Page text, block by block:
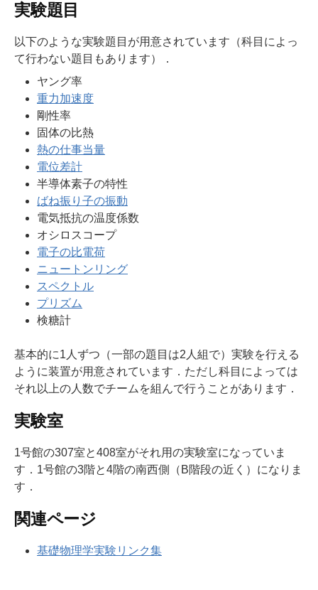
実験題目
以下のような実験題目が用意されています（科目によっ
て行わない題目もあります）．
ヤング率
重力加速度
剛性率
固体の比熱
熱の仕事当量
電位差計
半導体素子の特性
ばね振り子の振動
電気抵抗の温度係数
オシロスコープ
電子の比電荷
ニュートンリング
スペクトル
プリズム
検糖計
基本的に1人ずつ（一部の題目は2人組で）実験を行える
ように装置が用意されています．ただし科目によっては
それ以上の人数でチームを組んで行うことがあります．
実験室
1号館の307室と408室がそれ用の実験室になっていま
す．1号館の3階と4階の南西側（B階段の近く）になりま
す．
関連ページ
基礎物理学実験リンク集